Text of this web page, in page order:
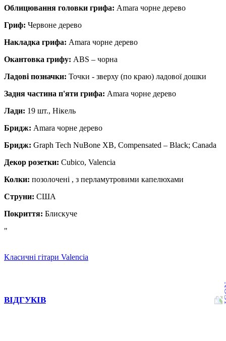
Облицювання головки грифа: Amara чорне дерево
Гриф: Червоне дерево
Накладка грифа: Amara чорне дерево
Окантовка грифу: ABS – чорна
Ладові позначки: Точки - зверху (по краю) ладової дошки
Задня частина п'яти грифа: Amara чорне дерево
Лади: 19 шт., Нікель
Бридж: Amara чорне дерево
Бридж: Graph Tech NuBone XB, Compensated – Black; Canada
Декор розетки: Cubico, Valencia
Колки: позолочені , з перламутровими капелюхами
Струни: США
Покриття: Блискуче
"
Класичні гітари Valencia
ВІДГУКІВ